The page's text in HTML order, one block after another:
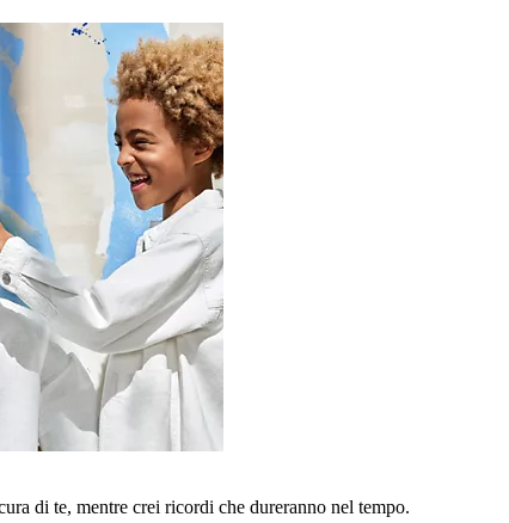
di te, mentre crei ricordi che dureranno nel tempo.